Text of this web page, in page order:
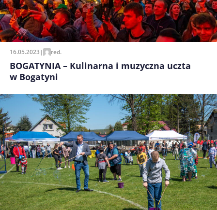
16.05.2023| red.
BOGATYNIA – Kulinarna i muzyczna uczta
w Bogatyni